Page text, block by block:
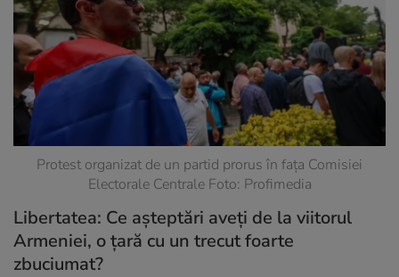
Protest organizat de un partid prorus în fața Comisiei
Electorale Centrale Foto: Profimedia
Libertatea: Ce așteptări aveți de la viitorul
Armeniei, o țară cu un trecut foarte
zbuciumat?